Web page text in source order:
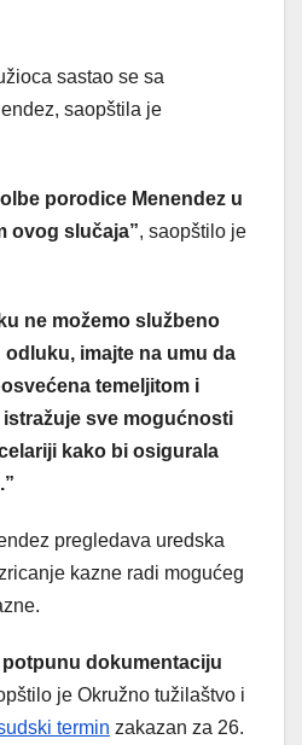
sastao se sa
saopštila je
porodice Menendez u
ovog slučaja”, saopštilo je
ne možemo službeno
imajte na umu da
temeljitom i
sve mogućnosti
kako bi osigurala
pregledava uredska
kazne radi mogućeg
potpunu dokumentaciju
je Okružno tužilaštvo i
termin zakazan za 26.